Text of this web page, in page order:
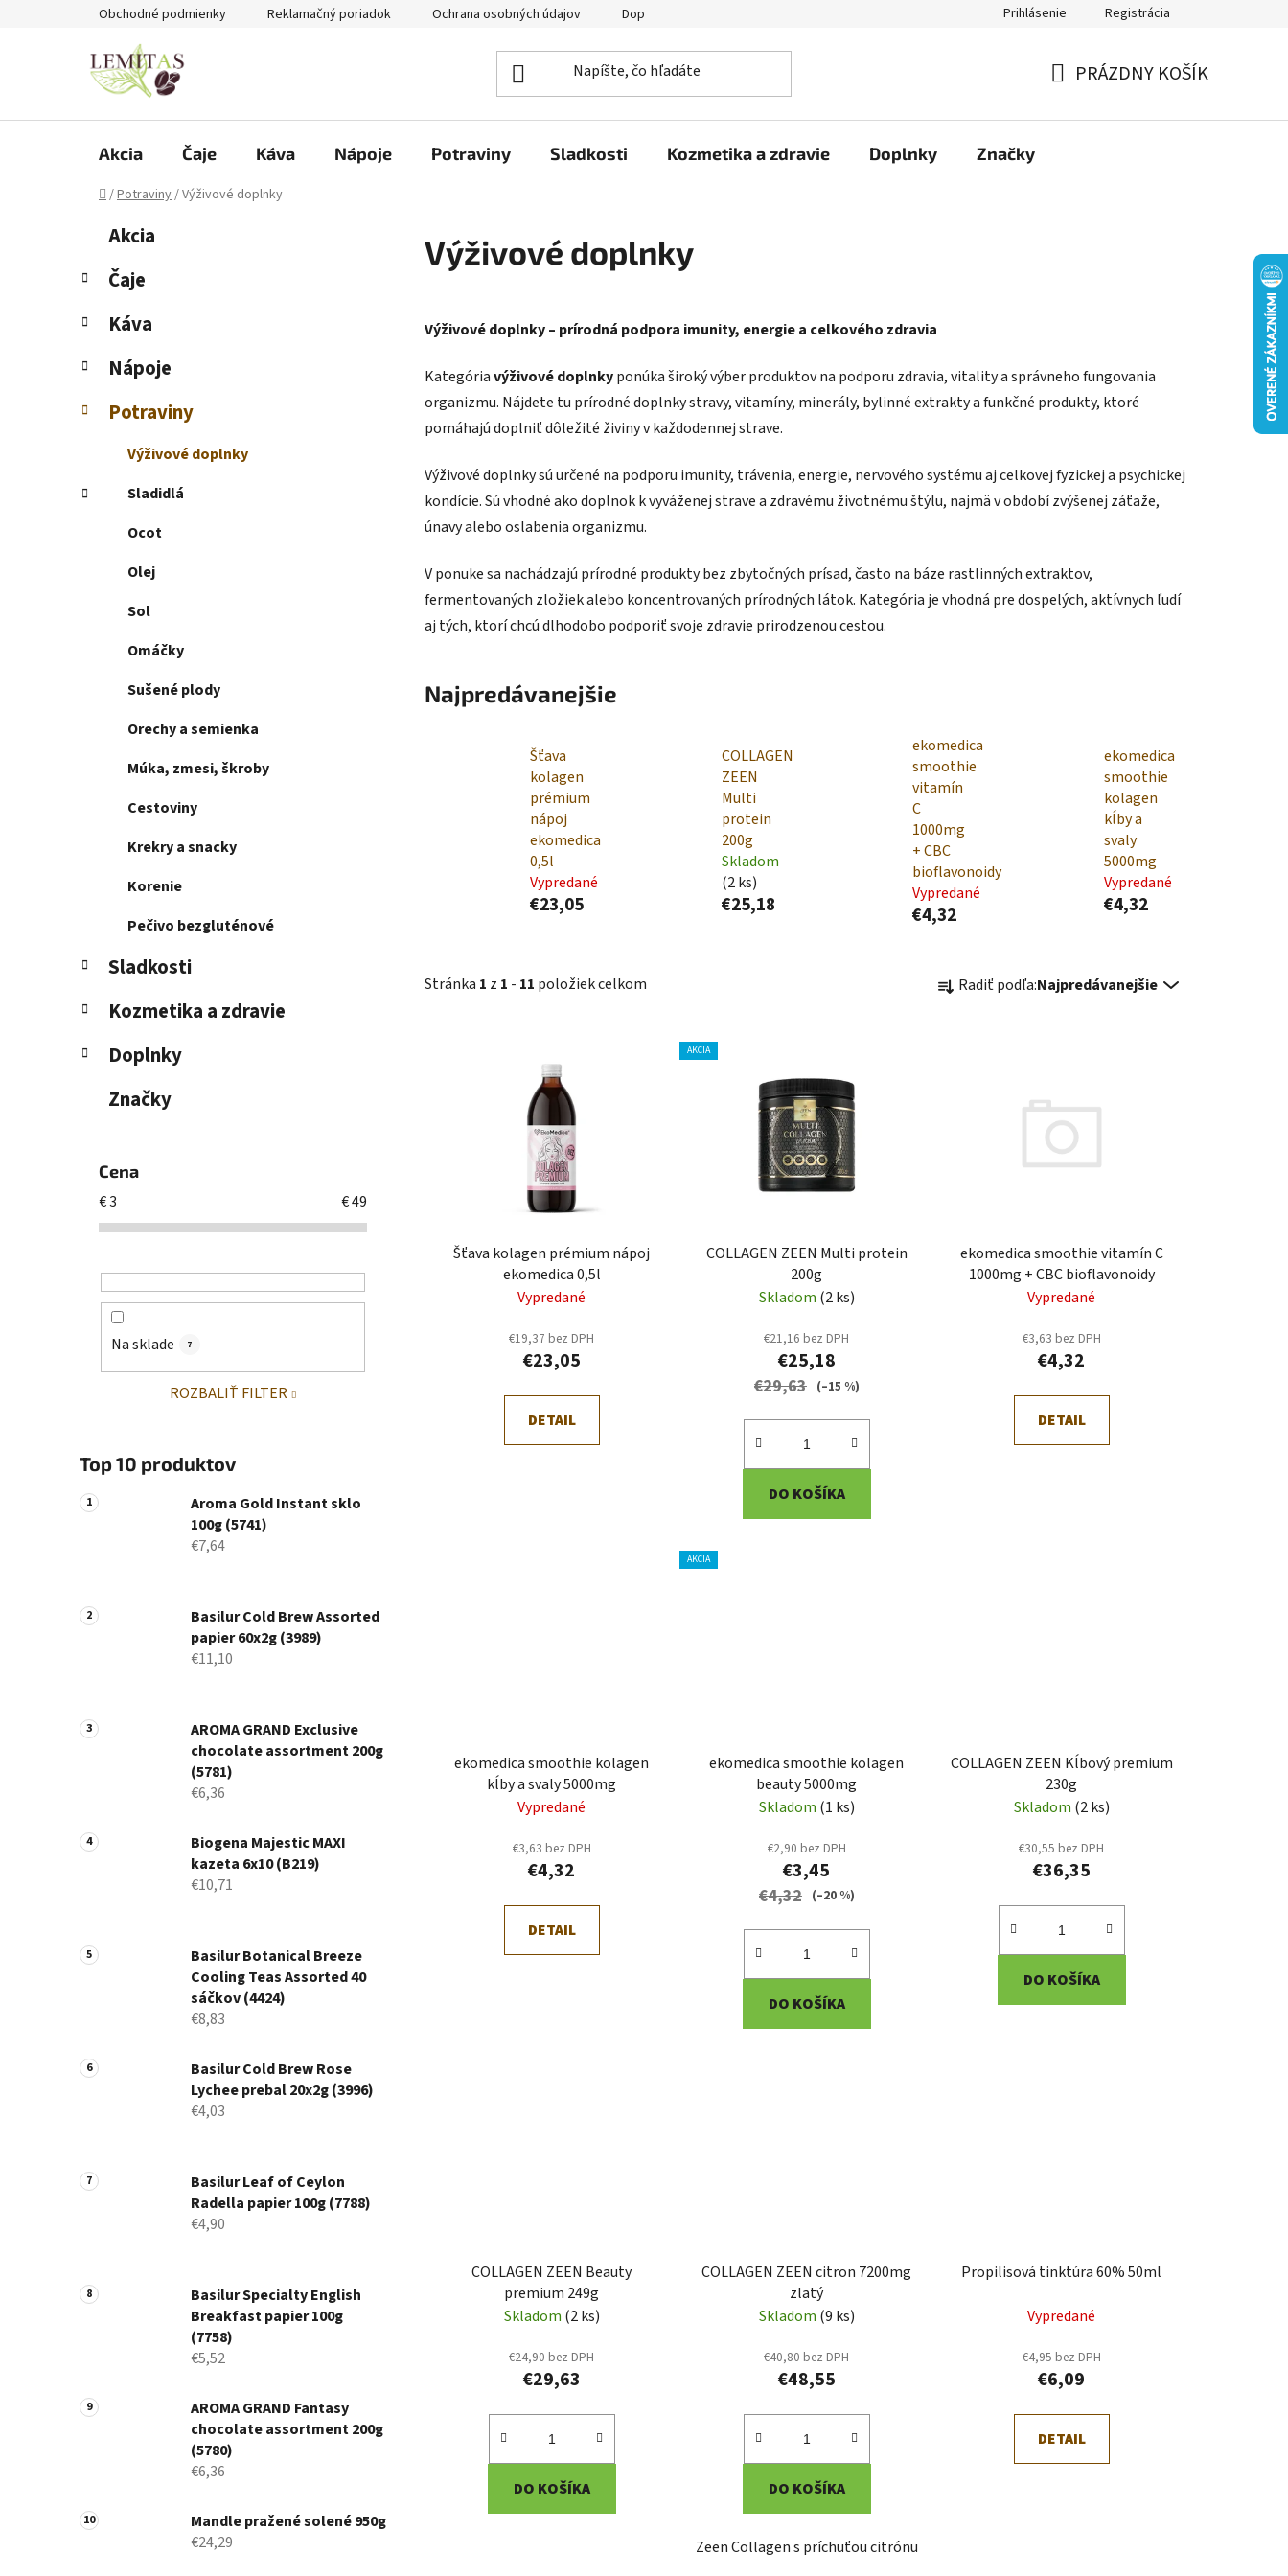
Obchodné podmienky Reklamačný poriadok Ochrana osobných údajov Doprava a platba Prihlásenie Registrácia
PRÁZDNY KOŠÍK
Akcia Čaje Káva Nápoje Potraviny Sladkosti Kozmetika a zdravie Doplnky Značky
Domov
/Potraviny/Výživové doplnky
č
ý
a
n
Preskočiť
kategórie
e
ó
i
Akcia
Čaje
Káva
Nápoje
Potraviny
Výživové doplnky
Sladidlá
Ocot
Olej
Sol
Omáčky
Sušené plody
Orechy a semienka
Múka, zmesi, škroby
Cestoviny
Krekry a snacky
Korenie
Pečivo bezgluténové
Sladkosti
Kozmetika a zdravie
Doplnky
Značky
Cena
€3 €49
Na sklade 7
ROZBALIŤ FILTER
Top 10 produktov
Aroma Gold Instant sklo
100g (5741)
€7,64
Basilur Cold Brew Assorted
papier 60x2g (3989)
€11,10
AROMA GRAND Exclusive
chocolate assortment 200g
(5781)
€6,36
Biogena Majestic MAXI
kazeta 6x10 (B219)
€10,71
Basilur Botanical Breeze
Cooling Teas Assorted 40
sáčkov (4424)
€8,83
Basilur Cold Brew Rose
Lychee prebal 20x2g (3996)
€4,03
Basilur Leaf of Ceylon
Radella papier 100g (7788)
€4,90
Basilur Specialty English
Breakfast papier 100g
(7758)
€5,52
AROMA GRAND Fantasy
chocolate assortment 200g
(5780)
€6,36
Mandle pražené solené 950g
€24,29
Výživové doplnky
Výživové doplnky – prírodná podpora imunity, energie a celkového zdravia
Kategóriavýživové doplnkyponúka široký výber produktov na podporu zdravia, vitality a správneho fungovania
organizmu. Nájdete tu prírodné doplnky stravy, vitamíny, minerály, bylinné extrakty a funkčné produkty, ktoré
pomáhajú doplniť dôležité živiny v každodennej strave.
Výživové doplnky sú určené na podporu imunity, trávenia, energie, nervového systému aj celkovej fyzickej a psychickej
kondície. Sú vhodné ako doplnok k vyváženej strave a zdravému životnému štýlu, najmä v období zvýšenej záťaže,
únavy alebo oslabenia organizmu.
V ponuke sa nachádzajú prírodné produkty bez zbytočných prísad, často na báze rastlinných extraktov,
fermentovaných zložiek alebo koncentrovaných prírodných látok. Kategória je vhodná pre dospelých, aktívnych ľudí
aj tých, ktorí chcú dlhodobo podporiť svoje zdravie prirodzenou cestou.
Najpredávanejšie
Šťava
kolagen
prémium
nápoj
ekomedica
0,5l
Vypredané
€23,05
COLLAGEN
ZEEN
Multi
protein
200g
Skladom
(2 ks)
€25,18
ekomedica
smoothie
vitamín
C
1000mg
+ CBC
bioflavonoidy
Vypredané
€4,32
ekomedica
smoothie
kolagen
kĺby a
svaly
5000mg
Vypredané
€4,32
Stránka 1 z 1 - 11 položiek celkom
a Radiť podľa:Najpredávanejšie
Šťava kolagen prémium nápoj
ekomedica 0,5l
Vypredané
€19,37 bez DPH
€23,05
DETAIL
AKCIA
COLLAGEN ZEEN Multi protein
200g
Skladom (2 ks)
€21,16 bez DPH
€25,18
€29,63 (–15 %)
DO KOŠÍKA
ekomedica smoothie vitamín C
1000mg + CBC bioflavonoidy
Vypredané
€3,63 bez DPH
€4,32
DETAIL
ekomedica smoothie kolagen
kĺby a svaly 5000mg
Vypredané
€3,63 bez DPH
€4,32
DETAIL
AKCIA
ekomedica smoothie kolagen
beauty 5000mg
Skladom (1 ks)
€2,90 bez DPH
€3,45
€4,32 (–20 %)
DO KOŠÍKA
COLLAGEN ZEEN Kĺbový premium
230g
Skladom (2 ks)
€30,55 bez DPH
€36,35
DO KOŠÍKA
COLLAGEN ZEEN Beauty
premium 249g
Skladom (2 ks)
€24,90 bez DPH
€29,63
DO KOŠÍKA
COLLAGEN ZEEN citron 7200mg
zlatý
Skladom (9 ks)
€40,80 bez DPH
€48,55
DO KOŠÍKA
Zeen Collagen s príchuťou citrónu
Propilisová tinktúra 60% 50ml
Vypredané
€4,95 bez DPH
€6,09
DETAIL